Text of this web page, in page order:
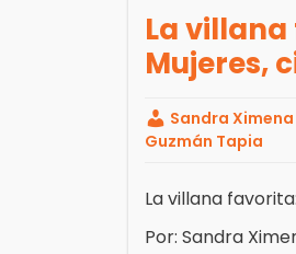
La
Mujeres,
Sandra Ximena
Guzmán Tapia
La villana
Por: Sandra